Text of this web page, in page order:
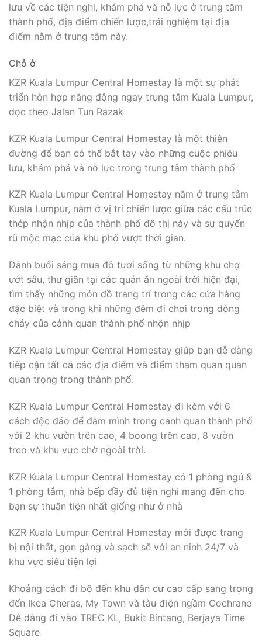
lưu về các tiện nghi, khám phá và nỗ lực ở trung tâm
thành phố, địa điểm chiến lược,trải nghiệm tại địa
điểm nằm ở trung tâm này.
Chỗ ở
KZR Kuala Lumpur Central Homestay là một sự phát
triển hỗn hợp năng động ngay trung tâm Kuala Lumpur,
dọc theo Jalan Tun Razak
KZR Kuala Lumpur Central Homestay là một thiên
đường để bạn có thể bắt tay vào những cuộc phiêu
lưu, khám phá và nỗ lực trong trung tâm thành phố
KZR Kuala Lumpur Central Homestay nằm ở trung tâm
Kuala Lumpur, nằm ở vị trí chiến lược giữa các cấu trúc
thép nhộn nhịp của thành phố đô thị này và sự quyến
rũ mộc mạc của khu phố vượt thời gian.
Dành buổi sáng mua đồ tươi sống từ những khu chợ
ướt sâu, thư giãn tại các quán ăn ngoài trời hiện đại,
tìm thấy những món đồ trang trí trong các cửa hàng
đặc biệt và trong khi những đêm đi chơi trong dòng
chảy của cảnh quan thành phố nhộn nhịp
KZR Kuala Lumpur Central Homestay giúp bạn dễ dàng
tiếp cận tất cả các địa điểm và điểm tham quan quan
quan trọng trong thành phố.
KZR Kuala Lumpur Central Homestay đi kèm với 6
cách độc đáo để đắm mình trong cảnh quan thành phố
với 2 khu vườn trên cao, 4 boong trên cao, 8 vườn
treo và khu vực chờ ngoài trời.
KZR Kuala Lumpur Central Homestay có 1 phòng ngủ &
1 phòng tắm, nhà bếp đầy đủ tiện nghi mang đến cho
bạn sự thuận tiện nhất giống như ở nhà
KZR Kuala Lumpur Central Homestay mới được trang
bị nội thất, gọn gàng và sạch sẽ với an ninh 24/7 và
khu vực siêu tiện lợi
Khoảng cách đi bộ đến khu dân cư cao cấp sang trọng
đến Ikea Cheras, My Town và tàu điện ngầm Cochrane
Dễ dàng đi vào TREC KL, Bukit Bintang, Berjaya Time
Square